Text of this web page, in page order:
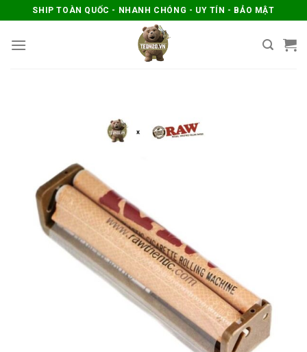
to
content
SHIP TOÀN QUỐC - NHANH CHÓNG - UY TÍN - BẢO MẬT